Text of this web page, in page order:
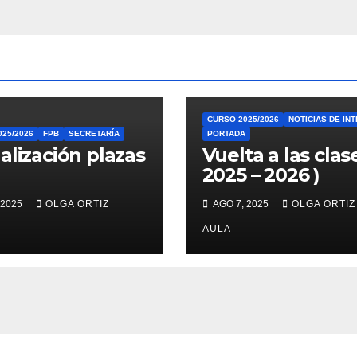
2026 FPB SECRETARÍA
plazas
OLGA ORTIZ
CURSO 2025/2026
NOTICIAS DE
PORTADA
Vuelta a las
2025 – 2026 )
AGO 7, 2025 OLGA ORTIZ
AULA